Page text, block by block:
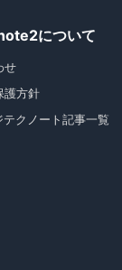
について
せ
護方針
テクノート記事一覧